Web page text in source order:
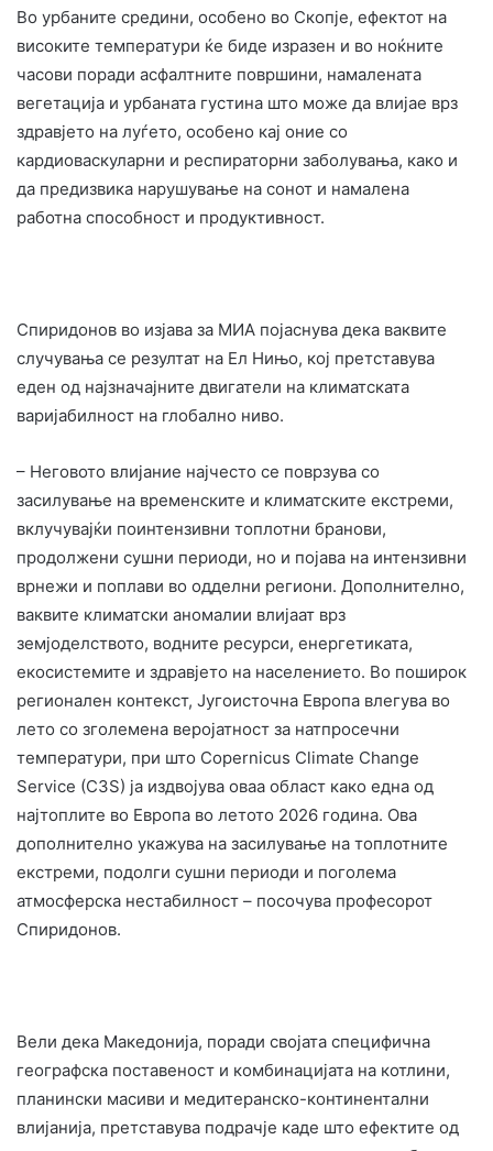
Во урбаните средини, особено во Скопје, ефектот на
високите температури ќе биде изразен и во ноќните
часови поради асфалтните површини, намалената
вегетација и урбаната густина што може да влијае врз
здравјето на луѓето, особено кај оние со
кардиоваскуларни и респираторни заболувања, како и
да предизвика нарушување на сонот и намалена
работна способност и продуктивност.
Спиридонов во изјава за МИА појаснува дека ваквите
случувања се резултат на Ел Нињо, кој претставува
еден од најзначајните двигатели на климатската
варијабилност на глобално ниво.
– Неговото влијание најчесто се поврзува со
засилување на временските и климатските екстреми,
вклучувајќи поинтензивни топлотни бранови,
продолжени сушни периоди, но и појава на интензивни
врнежи и поплави во одделни региони. Дополнително,
ваквите климатски аномалии влијаат врз
земјоделството, водните ресурси, енергетиката,
екосистемите и здравјето на населението. Во поширок
регионален контекст, Југоисточна Европа влегува во
лето со зголемена веројатност за натпросечни
температури, при што Copernicus Climate Change
Service (C3S) ја издвојува оваа област како една од
најтоплите во Европа во летото 2026 година. Ова
дополнително укажува на засилување на топлотните
екстреми, подолги сушни периоди и поголема
атмосферска нестабилност – посочува професорот
Спиридонов.
Вели дека Македонија, поради својата специфична
географска поставеност и комбинацијата на котлини,
планински масиви и медитеранско-континентални
влијанија, претставува подрачје каде што ефектите од